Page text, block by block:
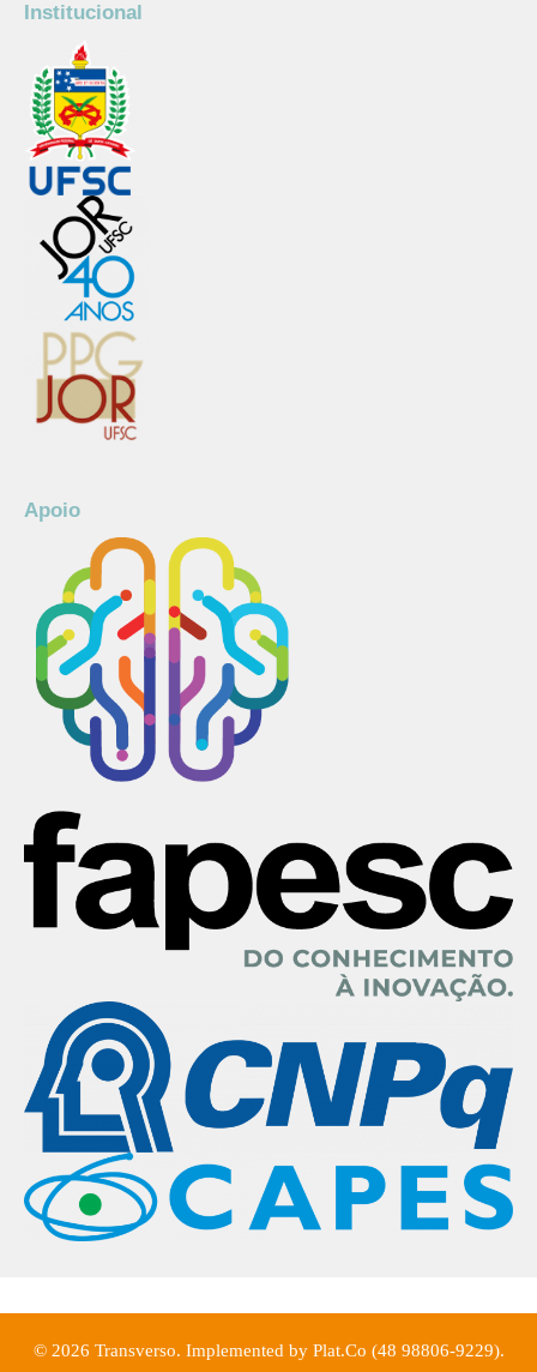
Institucional
Apoio
© 2026 Transverso. Implemented by Plat.Co (48 98806-9229).